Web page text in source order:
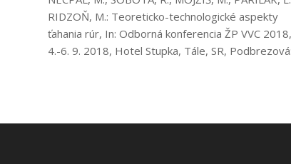
RIDZOŇ, M.: Teoreticko-technologické aspekty
ťahania rúr, In: Odborná konferencia ŽP VVC 2018,
4.-6. 9. 2018, Hotel Stupka, Tále, SR,